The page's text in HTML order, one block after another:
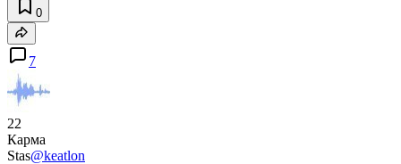
0
7
22
Карма
Stas@keatlon